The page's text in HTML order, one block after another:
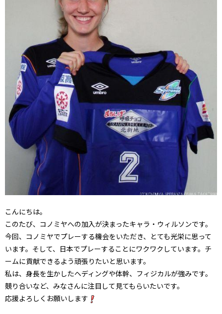
こんにちは。
このたび、コノミヤへの加入が決まったキャラ・ウィルソンです。
今回、コノミヤでプレーする機会をいただき、とても光栄に思って
います。そして、日本でプレーすることにワクワクしています。チ
ームに貢献できるよう頑張りたいと思います。
私は、身長を生かしたヘディングや体幹、フィジカルが強みです。
競り合いなど、みなさんに注目して見てもらいたいです。
応援よろしくお願いします